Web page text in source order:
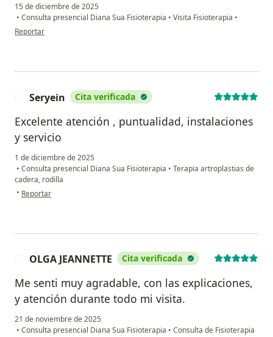
15 de diciembre de 2025
• Consulta presencial Diana Sua Fisioterapia • Visita Fisioterapia •
en opinión del usuario Carolina Pérez
Reportar
Seryein Cita verificada
Excelente atención , puntualidad, instalaciones
y servicio
1 de diciembre de 2025
• Consulta presencial Diana Sua Fisioterapia • Terapia artroplastias de
cadera, rodilla
• en opinión del usuario Seryein
Reportar
OLGA JEANNETTE Cita verificada
Me senti muy agradable, con las explicaciones,
y atención durante todo mi visita.
21 de noviembre de 2025
• Consulta presencial Diana Sua Fisioterapia • Consulta de Fisioterapia